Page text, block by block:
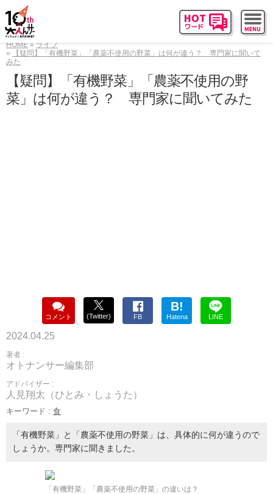
HOME
ライフ
【疑問】「有機野菜」「農薬不使用の野菜」は何が違う？ 専門家に聞いて
みた
【疑問】「有機野菜」「農薬不使用の野
菜」は何が違う？ 専門家に聞いてみた
コメント (Twitter) FB
B!
Hatena LINE
2024.04.25
著者 :
オトナンサー編集部
アドバイザー :
人見翔太（ひとみ・しょうた）
キーワード : 食
「有機野菜」と「農薬不使用の野菜」は、具体的に何が違うので
しょうか。専門家に聞きました。
「有機野菜」「農薬不使用の野菜」の違いは？